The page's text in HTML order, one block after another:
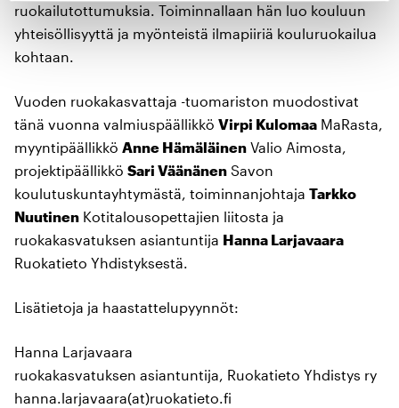
ruokailutottumuksia. Toiminnallaan hän luo kouluun
yhteisöllisyyttä ja myönteistä ilmapiiriä kouluruokailua
kohtaan.
Vuoden ruokakasvattaja -tuomariston muodostivat
tänä vuonna valmiuspäällikkö Virpi Kulomaa MaRasta,
myyntipäällikkö Anne Hämäläinen Valio Aimosta,
projektipäällikkö Sari Väänänen Savon
koulutuskuntayhtymästä, toiminnanjohtaja Tarkko
Nuutinen Kotitalousopettajien liitosta ja
ruokakasvatuksen asiantuntija Hanna Larjavaara
Ruokatieto Yhdistyksestä.
Lisätietoja ja haastattelupyynnöt:
Hanna Larjavaara
ruokakasvatuksen asiantuntija, Ruokatieto Yhdistys ry
hanna.larjavaara(at)ruokatieto.fi